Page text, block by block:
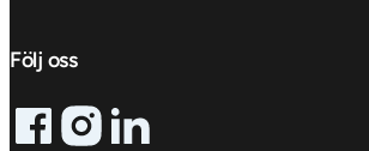
Följ oss
Follow me on Facebook
Follow me on X